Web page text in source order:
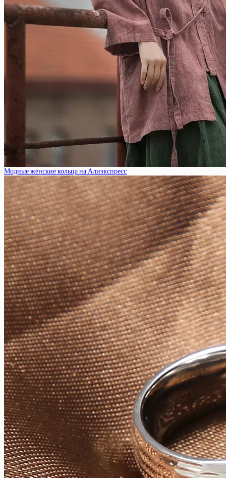
Модные женские кольца на Алиэкспресс